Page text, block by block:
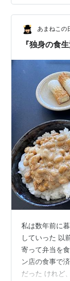
が。。＾＾ ・
豆腐となめこ
が 早退して 家
が いつもよ
あまねこの
『独身の食
私は数年前に
していった 以
寄って弁当を
ン店の食事で
だった けれど